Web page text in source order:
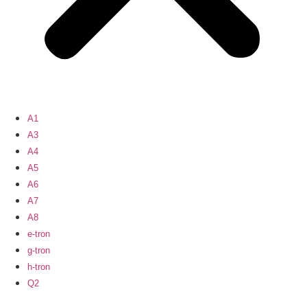
A1
A3
A4
A5
A6
A7
A8
e-tron
g-tron
h-tron
Q2